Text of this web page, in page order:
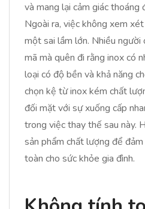
và mang lại cảm giác thoáng
Ngoài ra, việc không xem
một sai lầm lớn. Nhiều người
mã mà quên đi rằng inox có
loại có độ bền và khả năng
chọn kệ từ inox kém chất
đối mặt với sự xuống cấp
trong việc thay thế sau này.
sản phẩm chất lượng để
toàn cho sức khỏe gia đình.